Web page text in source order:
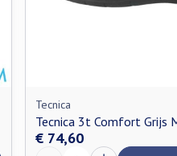
Tecnica
Tecnica 3t Comfort Grijs
€ 74,60